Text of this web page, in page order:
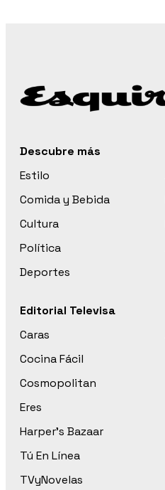
Descubre más
Estilo
Comida y Bebida
Cultura
Política
Deportes
Editorial Televisa
Caras
Cocina Fácil
Cosmopolitan
Eres
Harper’s Bazaar
Tú En Línea
TVyNovelas